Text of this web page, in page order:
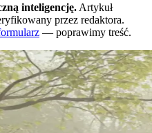
inteligencję. Artykuł
przez redaktora.
— poprawimy treść.